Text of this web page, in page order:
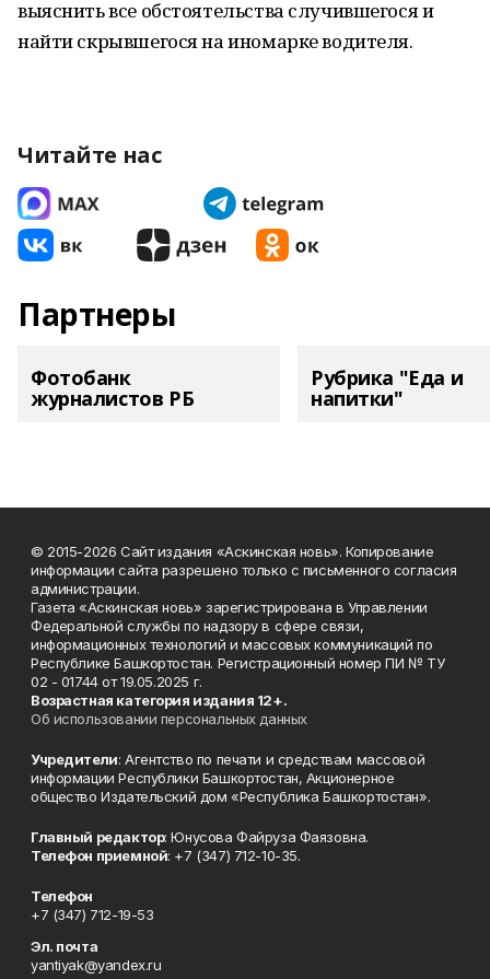
выяснить все обстоятельства случившегося и
найти скрывшегося на иномарке водителя.
Читайте нас
Партнеры
Фотобанк
журналистов РБ
Рубрика "Еда и
напитки"
© 2015-2026 Сайт издания «Аскинская новь». Копирование
информации сайта разрешено только с письменного согласия
администрации.
Газета «Аскинская новь» зарегистрирована в Управлении
Федеральной службы по надзору в сфере связи,
информационных технологий и массовых коммуникаций по
Республике Башкортостан. Регистрационный номер ПИ № ТУ
02 - 01744 от 19.05.2025 г.
Возрастная категория издания 12+.
Об использовании персональных данных
Учредители: Агентство по печати и средствам массовой
информации Республики Башкортостан, Акционерное
общество Издательский дом «Республика Башкортостан».
Главный редактор: Юнусова Файруза Фаязовна.
Телефон приемной: +7 (347) 712-10-35.
Телефон
+7 (347) 712-19-53
Эл. почта
yantiyak@yandex.ru